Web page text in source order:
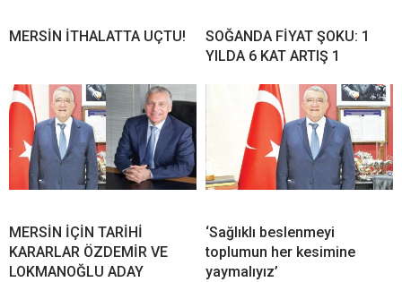
MERSİN İTHALATTA UÇTU!
SOĞANDA FİYAT ŞOKU: 1
YILDA 6 KAT ARTIŞ 1
MERSİN İÇİN TARİHİ
KARARLAR ÖZDEMİR VE
LOKMANOĞLU ADAY
‘Sağlıklı beslenmeyi
toplumun her kesimine
yaymalıyız’